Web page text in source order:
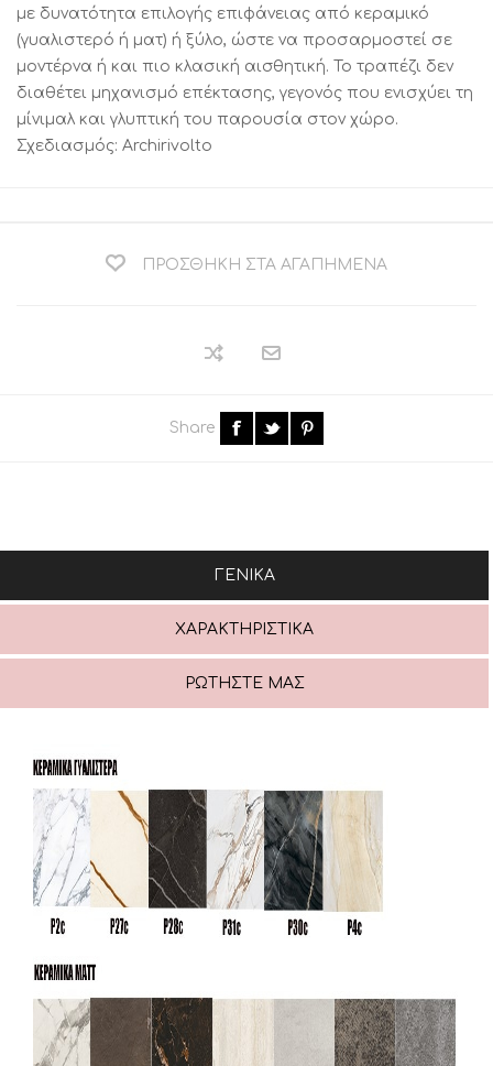
με δυνατότητα επιλογής επιφάνειας από κεραμικό
(γυαλιστερό ή ματ) ή ξύλο, ώστε να προσαρμοστεί σε
μοντέρνα ή και πιο κλασική αισθητική. Το τραπέζι δεν
διαθέτει μηχανισμό επέκτασης, γεγονός που ενισχύει τη
μίνιμαλ και γλυπτική του παρουσία στον χώρο.
Σχεδιασμός: Archirivolto
ΠΡΟΣΘΉΚΗ ΣΤΑ ΑΓΑΠΗΜΈΝΑ
Share
ΓΕΝΙΚΆ
ΧΑΡΑΚΤΗΡΙΣΤΙΚΆ
ΡΩΤΉΣΤΕ ΜΑΣ